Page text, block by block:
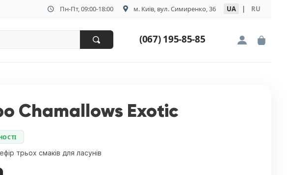
Пн-Пт, 09:00-18:00 м. Київ, вул. Симиренко, 36 UA | RU
(067) 195-85-85
Chamallows Exotic
трьох смаків для ласунів